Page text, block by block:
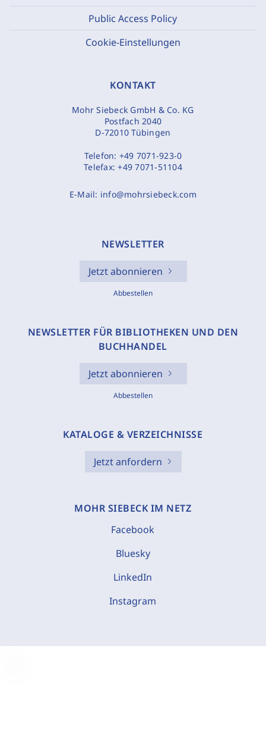
Public Access Policy
Cookie-Einstellungen
KONTAKT
Mohr Siebeck GmbH & Co. KG
Postfach 2040
D-72010 Tübingen
Telefon: +49 7071-923-0
Telefax:+49 7071-51104
E-Mail: info@mohrsiebeck.com
NEWSLETTER
Jetzt abonnieren
Abbestellen
NEWSLETTER FÜR BIBLIOTHEKEN UND DEN
BUCHHANDEL
Jetzt abonnieren
Abbestellen
KATALOGE & VERZEICHNISSE
Jetzt anfordern
MOHR SIEBECK IM NETZ
Facebook
Bluesky
LinkedIn
Instagram